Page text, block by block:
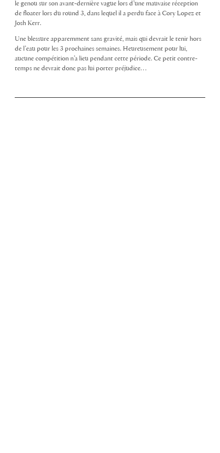
le genou sur son avant-dernière vague lors d’une mauvaise réception
de floater lors du round 3, dans lequel il a perdu face à Cory Lopez et
Josh Kerr.
Une blessure apparemment sans gravité, mais qui devrait le tenir hors
de l’eau pour les 3 prochaines semaines. Heureusement pour lui,
aucune compétition n’a lieu pendant cette période. Ce petit contre-
temps ne devrait donc pas lui porter préjudice…